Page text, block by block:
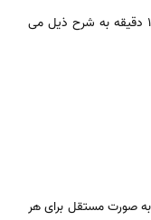
تعداد سؤالات 35 سوال و مدت پاسخگویی 18 دقیقه به شرح ذیل می
­صورت مستقل برای هر